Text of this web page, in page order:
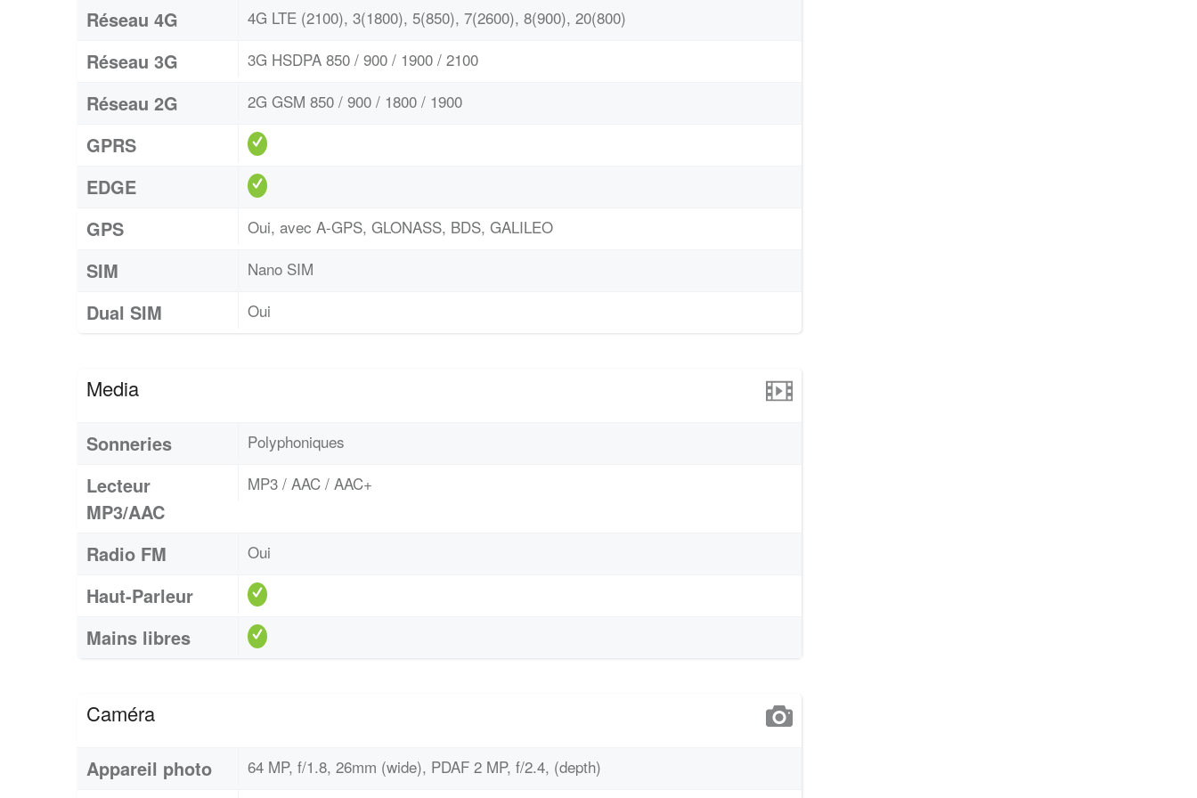
Réseau 4G 4G LTE (2100), 3(1800), 5(850), 7(2600), 8(900), 20(800)
Réseau 3G 3G HSDPA 850 / 900 / 1900 / 2100
Réseau 2G 2G GSM 850 / 900 / 1800 / 1900
GPRS
EDGE
GPS
Oui, avec A-GPS, GLONASS, BDS, GALILEO
SIM Nano SIM
Dual SIM Oui
Media
Sonneries Polyphoniques
Lecteur
MP3/AAC
MP3 / AAC / AAC+
Radio FM Oui
Haut-Parleur
Mains libres
Caméra
Appareil photo 64 MP, f/1.8, 26mm (wide), PDAF 2 MP, f/2.4, (depth)